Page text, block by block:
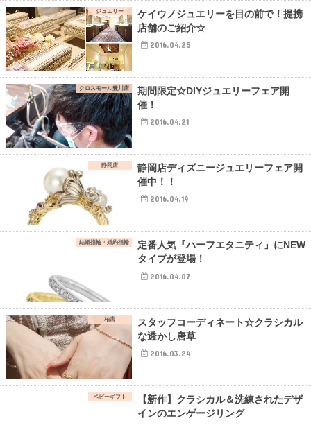
ジュエリー
ケイウノジュエリーを目の前で！提携
店舗のご紹介☆
2016.04.25
クロスモール豊川店
期間限定☆DIYジュエリーフェア開
催！
2016.04.21
静岡店
静岡店ディズニージュエリーフェア開
催中！！
2016.04.19
結婚指輪・婚約指輪
定番人気『ハーフエタニティ』にNEW
タイプが登場！
2016.04.07
柏店
スタッフコーディネート☆クラシカル
な透かし唐草
2016.03.24
ベビーギフト
【新作】クラシカル＆洗練されたデザ
インのエンゲージリング